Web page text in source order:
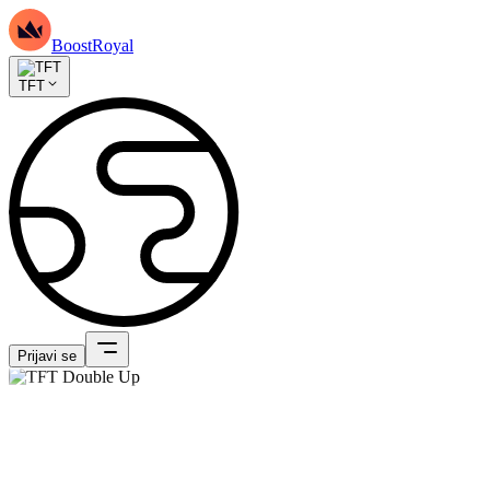
BoostRoyal
TFT
Prijavi se